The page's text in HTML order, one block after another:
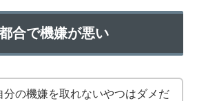
合で機嫌が悪い
分の機嫌を取れないやつはダメだ